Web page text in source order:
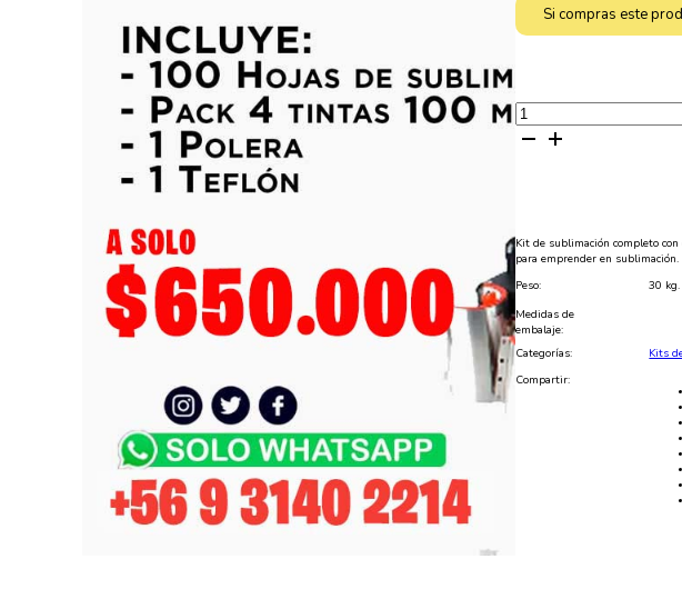
Si compras este
Kit
del
Sublimador
en
1
cantidad
Kit de sublimación completo
para emprender en
Peso:
30 kg.
Medidas de
embalaje:
Categorías:
Kits
Compartir: